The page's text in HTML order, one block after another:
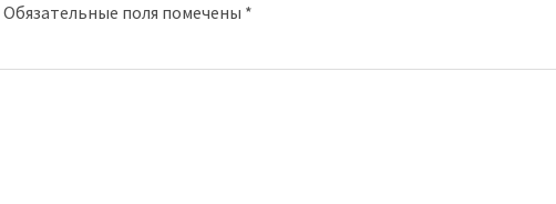
Обязательные поля помечены *